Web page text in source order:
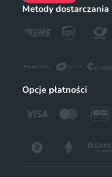
Metody dostarczania
Opcje płatności